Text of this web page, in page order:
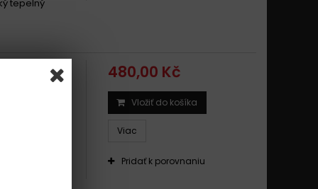
tepelný
/ LUCAS
a zadné
tepelný
480,00 Kč
Vložiť do košíka
Viac
Pridať k porovnaniu